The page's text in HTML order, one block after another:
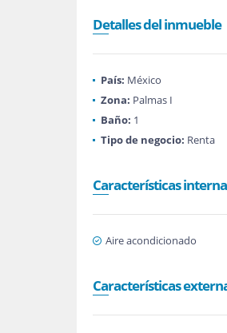
Detalles del inmueble
País: México
Zona: Palmas I
Baño: 1
Tipo de negocio: Renta
Características
Aire acondicionado
Características